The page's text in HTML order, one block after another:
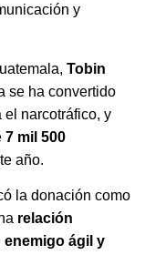
y
Tobin
se ha convertido
el narcotráfico, y
7 mil 500
año.
la donación como
relación
enemigo ágil y